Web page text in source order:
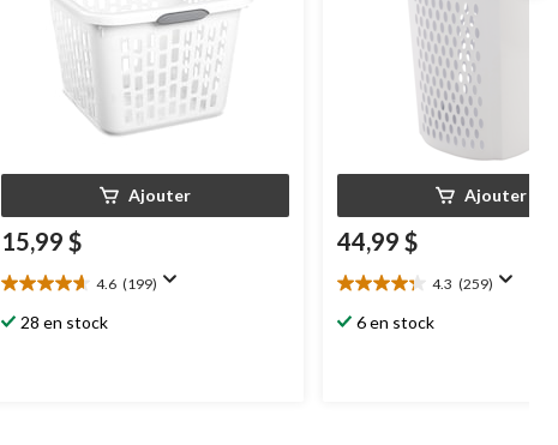
Ajouter
15,99 $
4.6 (199)
4.6
étoile(s)
28 en stock
Ajouter
44,99 $
4.3 (259)
4.3
étoile(s)
6 en stock